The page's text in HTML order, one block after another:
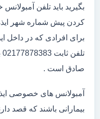
کردن پیش شماره شهر
برای افرادی که در داخل
صادق است .
آمبولانس های خصوصی
بیمارانی باشند که قصد